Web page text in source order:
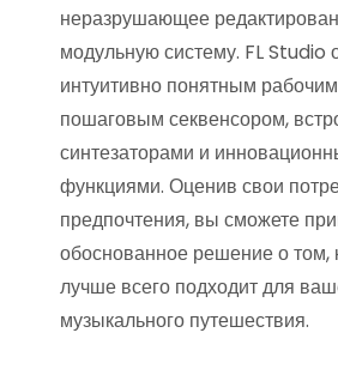
неразрушающее
модульную систему. FL Studio
интуитивно понятным
пошаговым секвенсором,
синтезаторами и
функциями. Оценив свои
предпочтения, вы сможете
обоснованное решение о том,
лучше всего подходит для
музыкального путешествия.